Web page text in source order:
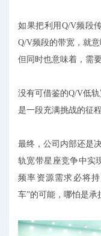
如果把利用Q/V频段
Q/V频段的带宽，就
但同时也意味着，需
没有可借鉴的Q/V低
是一段充满挑战的征程
最终，公司内部还是
轨宽带星座竞争中实
频率资源需求必将
车”的可能，哪怕是承